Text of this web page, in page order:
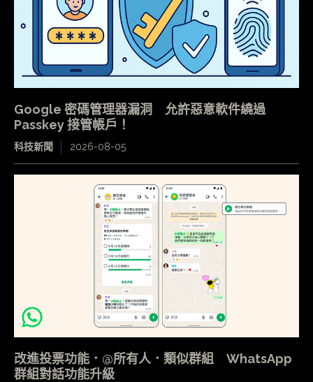
Google 密碼管理器漏洞 允許惡意軟件繞過
Passkey 接管帳戶！
科技新聞 2026-08-05
改進投票功能．@所有人．類似群組 WhatsApp
群組對話功能升級